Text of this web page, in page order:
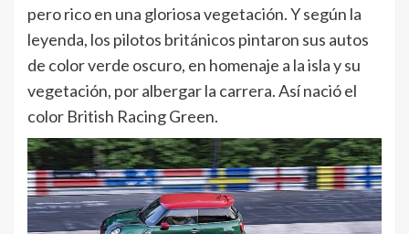
pero rico en una gloriosa vegetación. Y según la
leyenda, los pilotos británicos pintaron sus autos
de color verde oscuro, en homenaje a la isla y su
vegetación, por albergar la carrera. Así nació el
color British Racing Green.